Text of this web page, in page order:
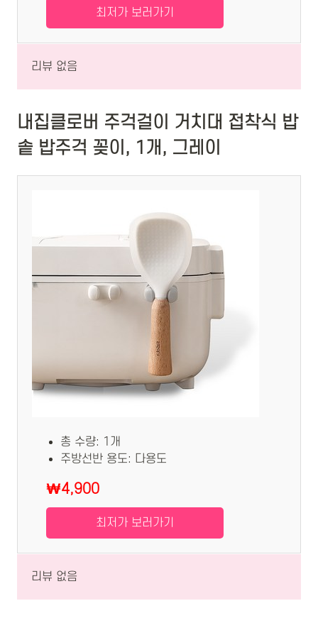
최저가 보러가기
리뷰 없음
내집클로버 주걱걸이 거치대 접착식 밥
솥 밥주걱 꽂이, 1개, 그레이
총 수량: 1개
주방선반 용도: 다용도
₩4,900
최저가 보러가기
리뷰 없음